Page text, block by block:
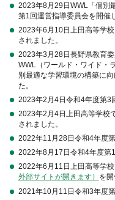
2023年8月29日WWL「個別
第1回運営指導委員会を開催
2023年6月10日上田高等学
されました。
2023年3月28日長野県教育
WWL（ワールド・ワイド・
別最適な学習環境の構築に
た。
2023年2月4日令和4年度第3
2023年2月4日上田高等学校
されました。
2022年11月28日令和4年度
2022年8月17日令和4年度第
2022年6月11日上田高等学
外部サイトが開きます） を開
2021年10月11日令和3年度